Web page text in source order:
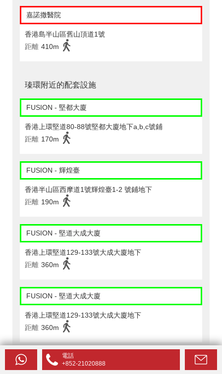
嘉諾撒醫院
香港島半山區舊山頂道1號
距離 410m
瑧環附近的配套設施
FUSION - 堅都大廈
香港上環堅道80-88號堅都大廈地下a,b,c號鋪
距離 170m
FUSION - 輝煌臺
香港半山區西摩道1號輝煌臺1-2 號鋪地下
距離 190m
FUSION - 堅道大成大廈
香港上環堅道129-133號大成大廈地下
距離 360m
FUSION - 堅道大成大廈
香港上環堅道129-133號大成大廈地下
距離 360m
PARKNSHOP - 中環大廈
電話
+852-21020888